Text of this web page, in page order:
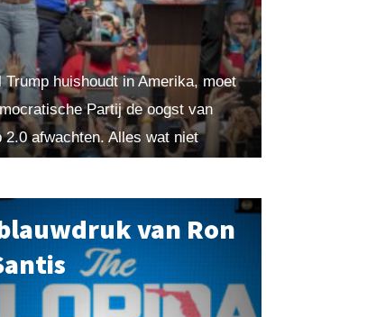
Trump huishoudt in Amerika, moet
Partij de oogst van
2.0 afwachten. Alles wat niet
van Ron